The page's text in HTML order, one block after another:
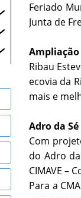
Feriado
Junta de
Ribau
ecovia da
mais e
Adro da
Com
do Adro
CIMAVE –
Para a